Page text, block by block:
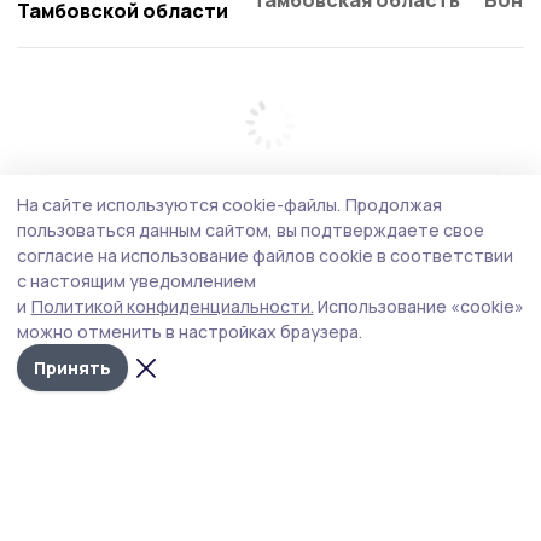
Тамбовской области
На сайте используются cookie-файлы. Продолжая
пользоваться данным сайтом, вы подтверждаете свое
согласие на использование файлов cookie в соответствии
с настоящим уведомлением
и Политикой конфиденциальности. Использование «cookie»
можно отменить в настройках браузера.
Принять